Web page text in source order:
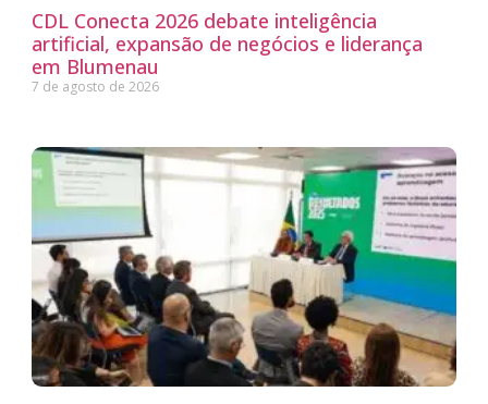
CDL Conecta 2026 debate inteligência
artificial, expansão de negócios e liderança
em Blumenau
7 de agosto de 2026